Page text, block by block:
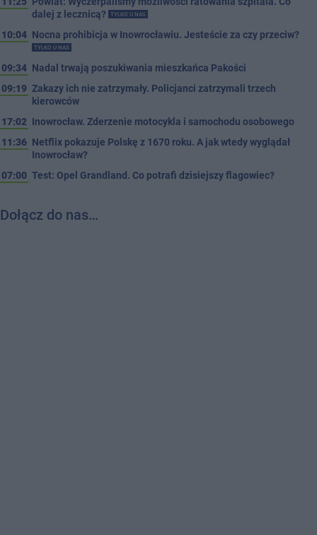
dalej z lecznicą?
TYLKO U NAS
10:04 Nocna prohibicja w Inowrocławiu. Jesteście za czy przeciw?
TYLKO U NAS
09:34 Nadal trwają poszukiwania mieszkańca Pakości
09:19 Zakazy ich nie zatrzymały. Policjanci zatrzymali trzech
kierowców
17:02 Inowrocław. Zderzenie motocykla i samochodu osobowego
11:36 Netflix pokazuje Polskę z 1670 roku. A jak wtedy wyglądał
Inowrocław?
07:00 Test: Opel Grandland. Co potrafi dzisiejszy flagowiec?
Dołącz do nas…